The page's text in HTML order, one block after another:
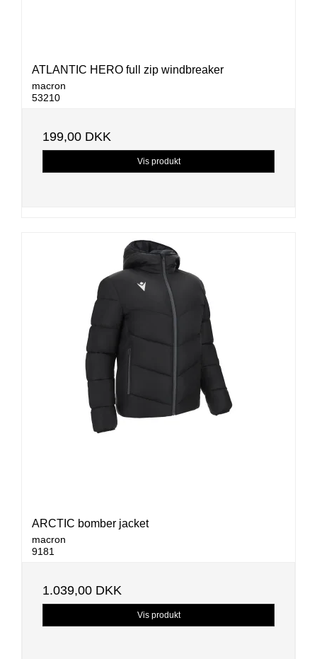
ATLANTIC HERO full zip windbreaker
macron
53210
199,00 DKK
Vis produkt
ARCTIC bomber jacket
macron
9181
1.039,00 DKK
Vis produkt